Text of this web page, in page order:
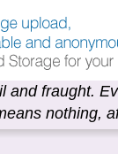
and fraught.
nothing,